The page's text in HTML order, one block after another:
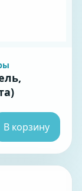
В корзину